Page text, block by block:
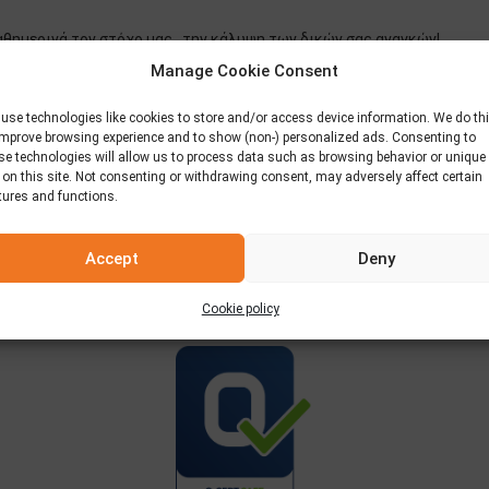
Manage Cookie Consent
use technologies like cookies to store and/or access device information. We do
browsing experience and to show (non-) personalized ads. Consenting to
technologies will allow us to process data such as browsing behavior or unique
on this site. Not consenting or withdrawing consent, may adversely affect certain
and functions.
Accept Deny
Cookie policy
τον στόχο μας…την κάλυψη των δικών σας αναγκών!
ασφάλειας και υγιεινής, τόσο για την παραγωγή ποιοτικών
Στο πλαίσιο αυτό, αναζητάμε φρέσκες ιδέες, σχήματα, γεύσεις
στις ανάγκες και τις απαιτήσεις της αγοράς, τόσο σε
Πιστοποιήσεις